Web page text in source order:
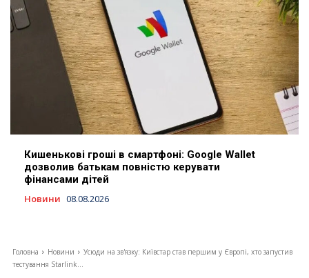
Кишенькові гроші в смартфоні: Google Wallet
дозволив батькам повністю керувати
фінансами дітей
Новини 08.08.2026